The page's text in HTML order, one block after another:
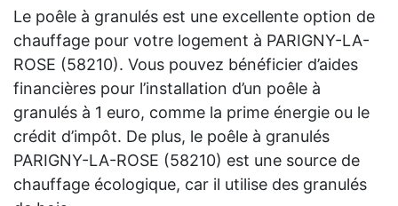
Le poêle à granulés est une excellente option de
chauffage pour votre logement à PARIGNY-LA-
ROSE (58210). Vous pouvez bénéficier d’aides
financières pour l’installation d’un poêle à
granulés à 1 euro, comme la prime énergie ou le
crédit d’impôt. De plus, le poêle à granulés
PARIGNY-LA-ROSE (58210) est une source de
chauffage écologique, car il utilise des granulés